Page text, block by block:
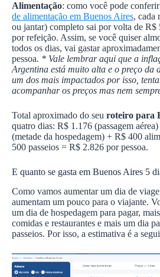
Alimentação: como você pode
de alimentação em Buenos Aires, cada
ou jantar) completo sai por volta de R$
por refeição. Assim, se você quiser
todos os dias, vai gastar
pessoa. * Vale lembrar aqui que a
Argentina está muito alta e o preço da
um dos mais impactados por isso,
acompanhar os preços mas nem
Total aproximado do seu roteiro para
quatro dias: R$ 1.176 (passagem
(metade da hospedagem) + R$ 400
500 passeios = R$ 2.826 por pessoa.
E quanto se gasta em Buenos Aires 5
Como vamos aumentar um dia de
aumentam um pouco para o viajante.
um dia de hospedagem para pagar,
comidas e restaurantes e mais um dia
passeios. Por isso, a estimativa é a